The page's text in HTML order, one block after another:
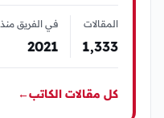
المقالات
1٬333
في الفريق منذ
2021
كل مقالات الكاتب←